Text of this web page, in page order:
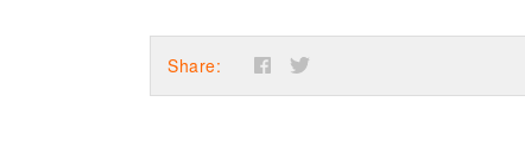
Share: